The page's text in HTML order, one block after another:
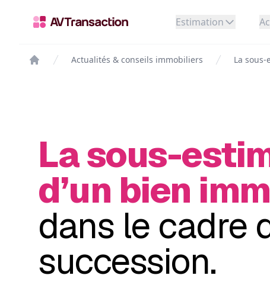
Estimation
Actualités & conseils immobiliers La
La sous-
d’un bien
dans le cadre
succession.